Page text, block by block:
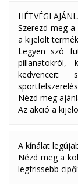
HÉTVÉGI
Szerezd meg
a kijelölt
Legyen szó
pillanatokról,
kedvenceit:
Nézd meg
Az akció a
A kínálat
Nézd meg a
legfrissebb